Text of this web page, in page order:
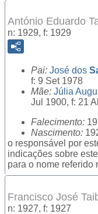
António Eduardo
n: 1929, f: 1929
Pai: José dos
f: 9 Set 1978
Mãe: Júlia
Jul 1900, f: 21
Falecimento:
Nascimento:
o responsável por
indicações sobre
para o nome referido
Francisco José
n: 1927, f: 1927